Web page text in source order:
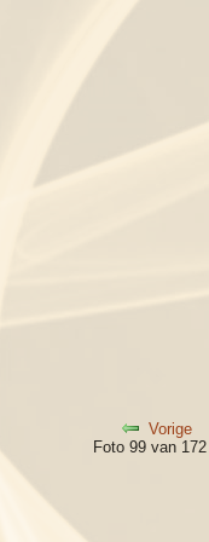
Vorige
Foto 99 van